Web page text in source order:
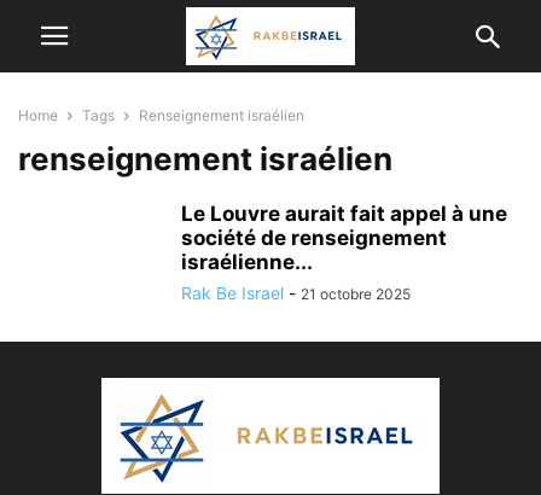
Home Tags Renseignement israélien
renseignement israélien
Le Louvre aurait fait appel à une
société de renseignement
israélienne...
Rak Be Israel - 21 octobre 2025